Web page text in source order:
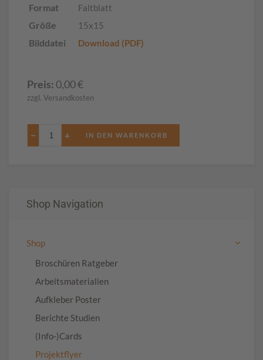
Format Faltblatt
Größe 15x15
Bilddatei Download (PDF)
Preis: 0,00€
zzgl. Versandkosten
− +
Shop Navigation
Shop
Broschüren Ratgeber
Arbeitsmaterialien
Aufkleber Poster
Berichte Studien
(Info-)Cards
Projektflyer